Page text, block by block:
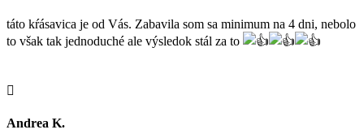
táto kŕásavica je od Vás. Zabavila som sa minimum na 4 dni, nebolo
to však tak jednoduché ale výsledok stál za to

Andrea K.